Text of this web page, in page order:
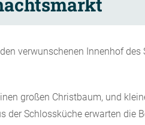
verwunschenen Innenhof des
großen Christbaum, und
Schlossküche erwarten die